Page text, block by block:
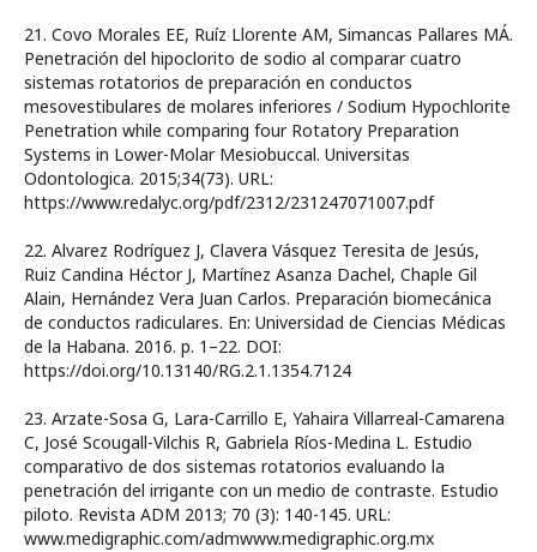
21. Covo Morales EE, Ruíz Llorente AM, Simancas Pallares MÁ.
Penetración del hipoclorito de sodio al comparar cuatro
sistemas rotatorios de preparación en conductos
mesovestibulares de molares inferiores / Sodium Hypochlorite
Penetration while comparing four Rotatory Preparation
Systems in Lower-Molar Mesiobuccal. Universitas
Odontologica. 2015;34(73). URL:
https://www.redalyc.org/pdf/2312/231247071007.pdf
22. Alvarez Rodríguez J, Clavera Vásquez Teresita de Jesús,
Ruiz Candina Héctor J, Martínez Asanza Dachel, Chaple Gil
Alain, Hernández Vera Juan Carlos. Preparación biomecánica
de conductos radiculares. En: Universidad de Ciencias Médicas
de la Habana. 2016. p. 1–22. DOI:
https://doi.org/10.13140/RG.2.1.1354.7124
23. Arzate-Sosa G, Lara-Carrillo E, Yahaira Villarreal-Camarena
C, José Scougall-Vilchis R, Gabriela Ríos-Medina L. Estudio
comparativo de dos sistemas rotatorios evaluando la
penetración del irrigante con un medio de contraste. Estudio
piloto. Revista ADM 2013; 70 (3): 140-145. URL:
www.medigraphic.com/admwww.medigraphic.org.mx